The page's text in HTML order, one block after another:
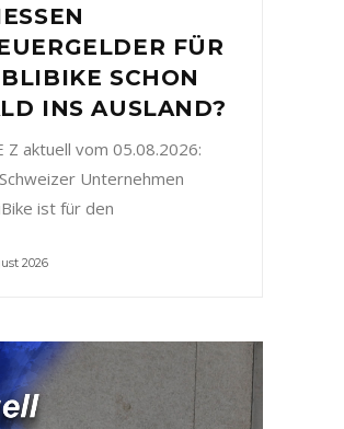
FÜR
SCHON
INS AUSLAND?
Z aktuell vom 05.08.2026:
Unternehmen
ist für den
2026